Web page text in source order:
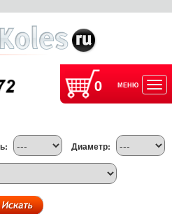
0 МЕНЮ
Диаметр: